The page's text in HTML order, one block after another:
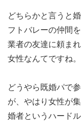
どちらかと言うと
フトバレーの仲間
業者の友達に頼ま
女性なんてですね。
どうやら既婚パで
が、やはり女性が
婚者というハード